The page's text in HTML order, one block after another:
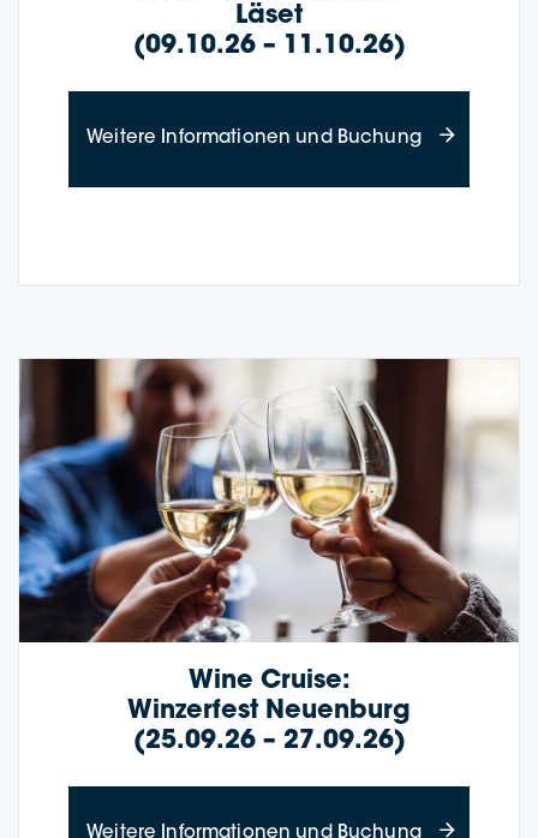
Läset
(09.10.26 – 11.10.26)
Wei­te­re Infor­ma­tio­nen und Buchungabout Wine
Wine Crui­se:
Win­zer­fest Neu­en­burg
(25.09.26 – 27.09.26)
Wei­te­re Infor­ma­tio­nen und Buchungabout Wine